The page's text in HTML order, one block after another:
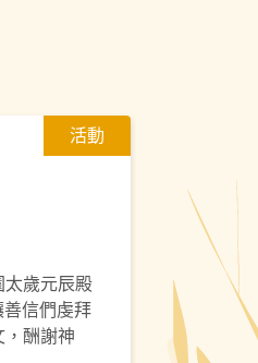
活動
歲元辰殿
信們虔拜
酬謝神